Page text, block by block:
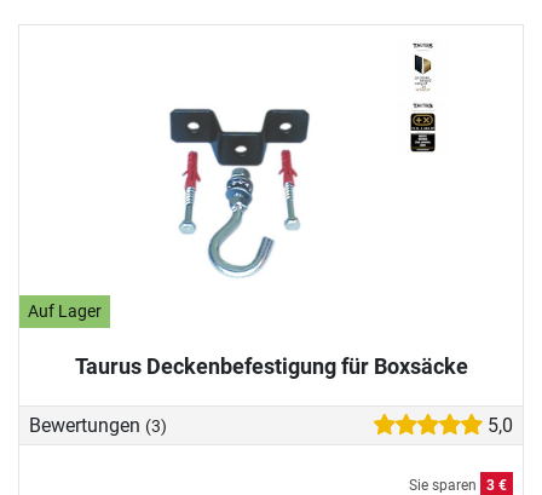
Auf Lager
Taurus Deckenbefestigung für Boxsäcke
Bewertungen (3) 5,0
Sie sparen 3 €